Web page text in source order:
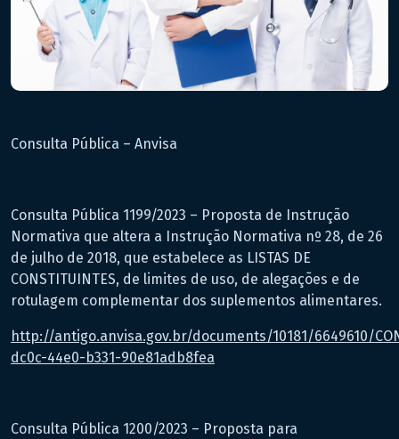
Consulta Pública – Anvisa
Consulta Pública 1199/2023 – Proposta de Instrução
Normativa que altera a Instrução Normativa nº 28, de 26
de julho de 2018, que estabelece as LISTAS DE
CONSTITUINTES, de limites de uso, de alegações e de
rotulagem complementar dos suplementos alimentares.
http://antigo.anvisa.gov.br/documents/10181/6649610/
dc0c-44e0-b331-90e81adb8fea
Consulta Pública 1200/2023 – Proposta para